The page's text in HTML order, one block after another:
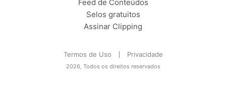
Feed de Conteúdos
Selos gratuitos
Assinar Clipping
Termos de Uso Privacidade
2026, Todos os direitos reservados